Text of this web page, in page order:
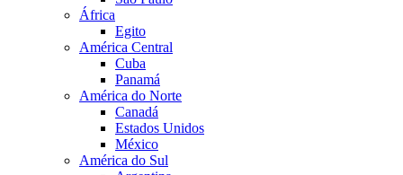
África
Egito
América Central
Cuba
Panamá
América do Norte
Canadá
Estados Unidos
México
América do Sul